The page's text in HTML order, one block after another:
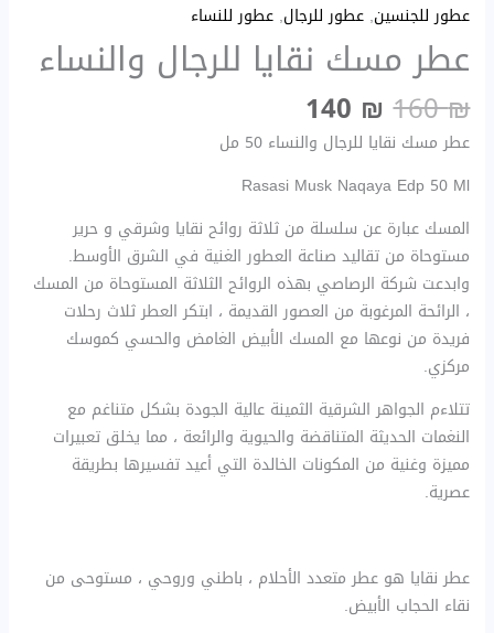
عطور للجنسين, عطور للرجال, عطور للنساء
عطر مسك نقايا للرجال والنساء
160₪
140 ₪
عطر مسك نقايا للرجال والنساء 50 مل
Rasasi Musk Naqaya Edp 50 Ml
المسك عبارة عن سلسلة من ثلاثة روائح نقايا وشرقي و حرير
مستوحاة من تقاليد صناعة العطور الغنية في الشرق الأوسط.
وابدعت شركة الرصاصي بهذه الروائح الثلاثة المستوحاة من المسك
، الرائحة المرغوبة من العصور القديمة ، ابتكر العطر ثلاث رحلات
فريدة من نوعها مع المسك الأبيض الغامض والحسي كموسك
مركزي.
تتلاءم الجواهر الشرقية الثمينة عالية الجودة بشكل متناغم مع
النغمات الحديثة المتناقضة والحيوية والرائعة ، مما يخلق تعبيرات
مميزة وغنية من المكونات الخالدة التي أعيد تفسيرها بطريقة
عصرية.
عطر نقايا هو عطر متعدد الأحلام ، باطني وروحي ، مستوحى من
نقاء الحجاب الأبيض.